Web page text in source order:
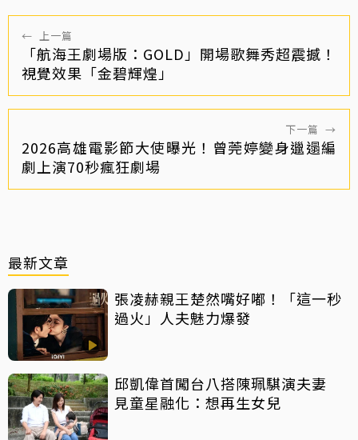
← 上一篇
「航海王劇場版：GOLD」開場歌舞秀超震撼！
視覺效果「金碧輝煌」
下一篇 →
2026高雄電影節大使曝光！曾莞婷變身邋遢編
劇上演70秒瘋狂劇場
最新文章
張凌赫親王楚然嘴好嘟！「這一秒
過火」人夫魅力爆發
邱凱偉首闖台八搭陳珮騏演夫妻
見童星融化：想再生女兒